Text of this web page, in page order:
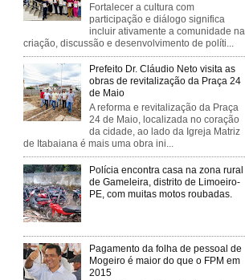
Fortalecer a cultura com
participação e diálogo significa
incluir ativamente a comunidade na
criação, discussão e desenvolvimento de políti...
Prefeito Dr. Cláudio Neto visita as
obras de revitalização da Praça 24
de Maio
A reforma e revitalização da Praça
24 de Maio, localizada no coração
da cidade, ao lado da Igreja Matriz
de Itabaiana é mais uma obra ini...
Polícia encontra casa na zona rural
de Gameleira, distrito de Limoeiro-
PE, com muitas motos roubadas.
Pagamento da folha de pessoal de
Mogeiro é maior do que o FPM em
2015